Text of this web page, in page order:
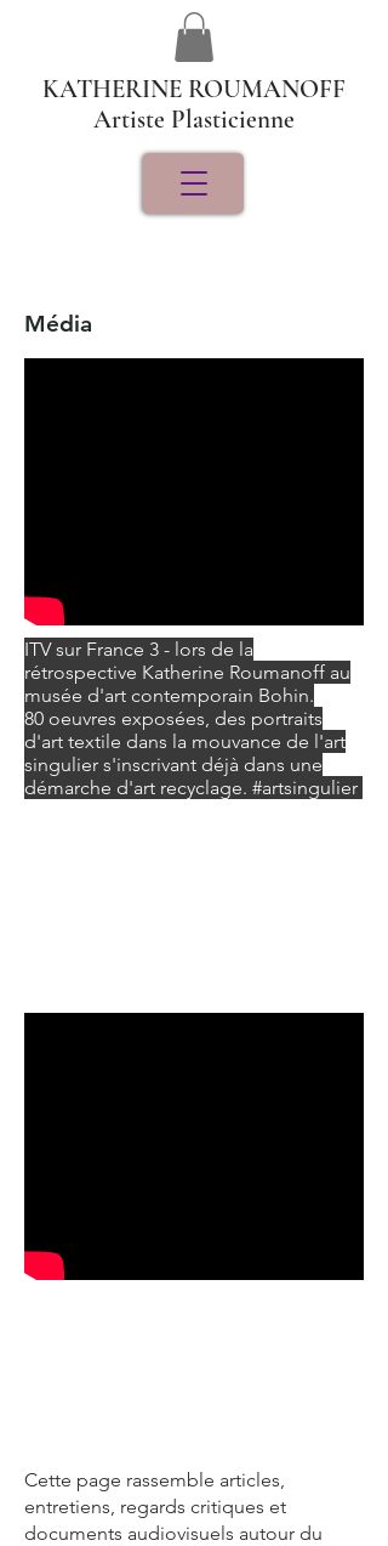
KATHERINE ROUMANOFF
Artiste Plasticienne
Média
ITV sur France 3 - lors de la
rétrospective Katherine Roumanoff au
musée d'art contemporain Bohin.
80 oeuvres exposées, des portraits
d'art textile dans la mouvance de l'art
singulier s'inscrivant déjà dans une
démarche d'art recyclage. #artsingulier
Cette page rassemble articles,
entretiens, regards critiques et
documents audiovisuels autour du